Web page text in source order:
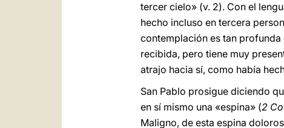
tercer cielo» (v. 2). Con el
hecho incluso en tercera
contemplación es tan
recibida, pero tiene muy
atrajo hacia sí, como había
San Pablo prosigue diciendo
en sí mismo una «espina» (2 Co
Maligno, de esta espina